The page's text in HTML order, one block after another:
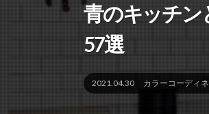
青のキッチン
57選
2021.04.30 カラーコーディ